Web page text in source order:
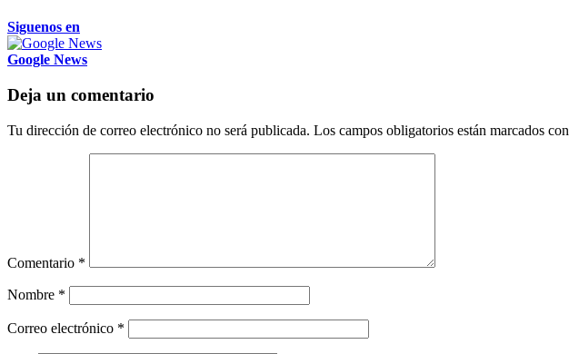
Siguenos en
Google News
Deja un comentario
Tu dirección de correo electrónico no será publicada. Los campos obligatorios están marcados con
Comentario *
Nombre *
Correo electrónico *